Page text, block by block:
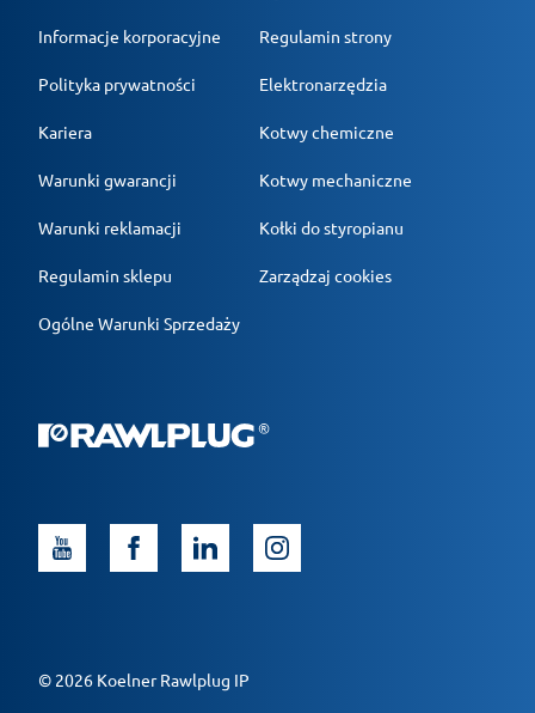
Informacje korporacyjne
Polityka prywatności
Kariera
Warunki gwarancji
Warunki reklamacji
Regulamin sklepu
Ogólne Warunki Sprzedaży
Regulamin strony
Elektronarzędzia
Kotwy chemiczne
Kotwy mechaniczne
Kołki do styropianu
Zarządzaj cookies
© 2026 Koelner Rawlplug IP